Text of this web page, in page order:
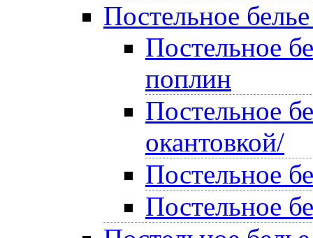
Постельное
Постельное
поплин
Постельное
окантовкой/
Постельное
Постельное